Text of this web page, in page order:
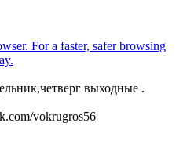
выходные .
vokrugros56